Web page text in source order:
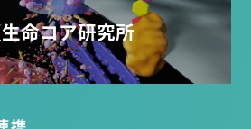
命コア研究所